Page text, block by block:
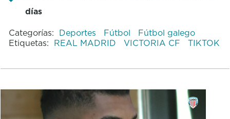
días
Categorías: Deportes Fútbol
Fútbol galego
Etiquetas: REAL MADRID VICTORIA CF TIKTOK